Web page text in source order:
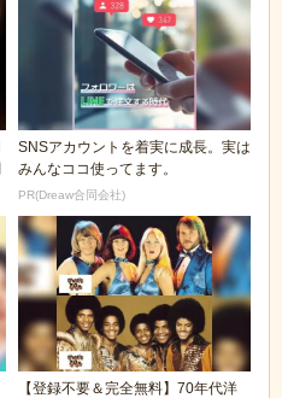
SNSアカウントを着実に成長。実は
みんなココ使ってます。
PR(Dreaw合同会社)
【登録不要＆完全無料】70年代洋